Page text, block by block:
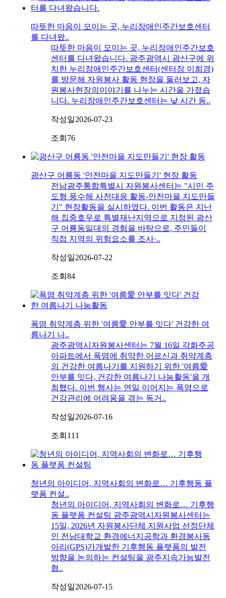
따뜻한 마음이 모이는 곳, 누리장애인주간보호센터
를 다녀왔..
따뜻한 마음이 모이는 곳, 누리장애인주간보호
센터를 다녀왔습니다. 광주광역시 광산구에 위
치한 누리장애인주간보호센터(센터장 이희경)
를 방문해 자원봉사 활동 현장을 둘러보고, 자
원봉사현장의이야기를 나누는 시간을 가졌습
니다. 누리장애인주간보호센터는 낮 시간 동..
작성일2026-07-23
조회 76
광산구 어룡동 '안전마을 지도만들기' 현장 활동
전남광주통합특별시 자원봉사센터는 "시민 주
도형 풍수해 사전대응 활동-안전마을 지도만들
기" 현장활동을 실시하였다. 이번 활동은 지난
해 집중호우로 특별재난지역으로 지정된 광산
구 어룡동일대의 경험을 바탕으로, 주민들이
직접 지역의 위험요소를 조사·..
작성일2026-07-22
조회 84
폭염 취약계층 위한 '여름愛 안부를 잇다' 건강한 여
름나기 나..
광주광역시자원봉사센터는 7월 16일 각화주공
아파트에서 폭염에 취약한 어르신과 취약계층
의 건강한 여름나기를 지원하기 위한 '여름愛
안부를 잇다, 건강한 여름나기 나눔활동'을 개
최했다. 이번 행사는 연일 이어지는 폭염으로
건강관리에 어려움을 겪는 독거..
작성일2026-07-16
조회 111
청년의 아이디어, 지역사회의 변화로… 기후행동 플
랫폼 컨설..
청년의 아이디어, 지역사회의 변화로… 기후행
동 플랫폼 컨설팅 광주광역시자원봉사센터는
15일, 2026년 자원봉사단체 지원사업 선정단체
인 전남대학교 환경에너지공학과 환경봉사동
아리(GPS)가개발한 기후행동 플랫폼의 발전
방향을 논의하는 컨설팅을 광주지속가능발전
협..
작성일2026-07-15